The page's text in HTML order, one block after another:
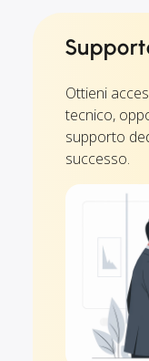
Ottieni
tecnico,
supporto
successo.